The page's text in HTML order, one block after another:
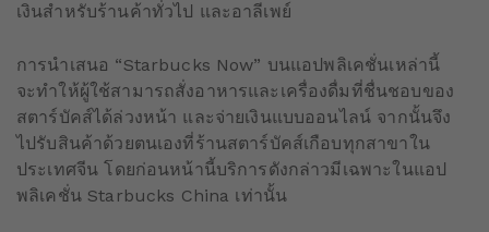
เงินสำหรับร้านค้าทั่วไป และอาลีเพย์
การนำเสนอ “Starbucks Now” บนแอปพลิเคชั่นเหล่านี้
จะทำให้ผู้ใช้สามารถสั่งอาหารและเครื่องดื่มที่ชื่นชอบของ
สตาร์บัคส์ได้ล่วงหน้า และจ่ายเงินแบบออนไลน์ จากนั้นจึง
ไปรับสินค้าด้วยตนเองที่ร้านสตาร์บัคส์เกือบทุกสาขาใน
ประเทศจีน โดยก่อนหน้านี้บริการดังกล่าวมีเฉพาะในแอป
พลิเคชั่น Starbucks China เท่านั้น